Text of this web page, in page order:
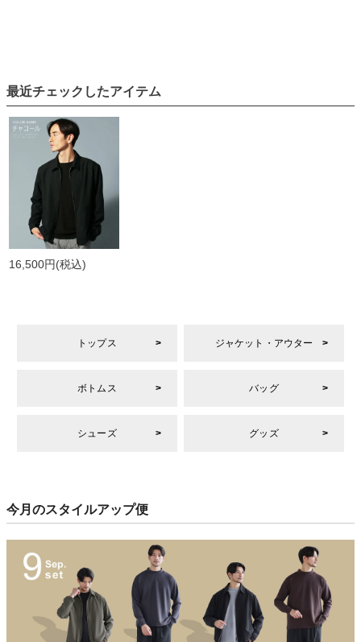
最近チェックしたアイテム
16,500円(税込)
トップス ジャケット・アウター
ボトムス バッグ
シューズ グッズ
今月のスタイルアップ便